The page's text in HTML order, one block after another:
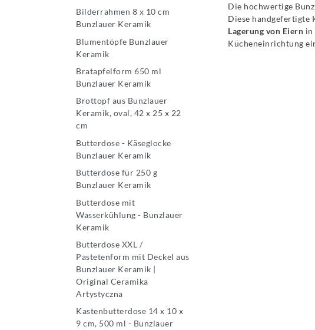
Bilderrahmen 8 x 10 cm
Bunzlauer Keramik
Blumentöpfe Bunzlauer
Keramik
Bratapfelform 650 ml
Bunzlauer Keramik
Brottopf aus Bunzlauer
Keramik, oval, 42 x 25 x 22
cm
Butterdose - Käseglocke
Bunzlauer Keramik
Butterdose für 250 g
Bunzlauer Keramik
Butterdose mit
Wasserkühlung - Bunzlauer
Keramik
Butterdose XXL /
Pastetenform mit Deckel aus
Bunzlauer Keramik |
Original Ceramika
Artystyczna
Kastenbutterdose 14 x 10 x
9 cm, 500 ml - Bunzlauer
Die hochwertige
Diese handgefertigte
Lagerung von Eiern in
Kücheneinrichtung